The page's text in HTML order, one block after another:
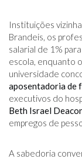
Instituições
Brandeis, os
salarial de 1%
escola, enquanto
universidade
aposentadoria de
executivos do
Beth Israel
empregos de
A sabedoria